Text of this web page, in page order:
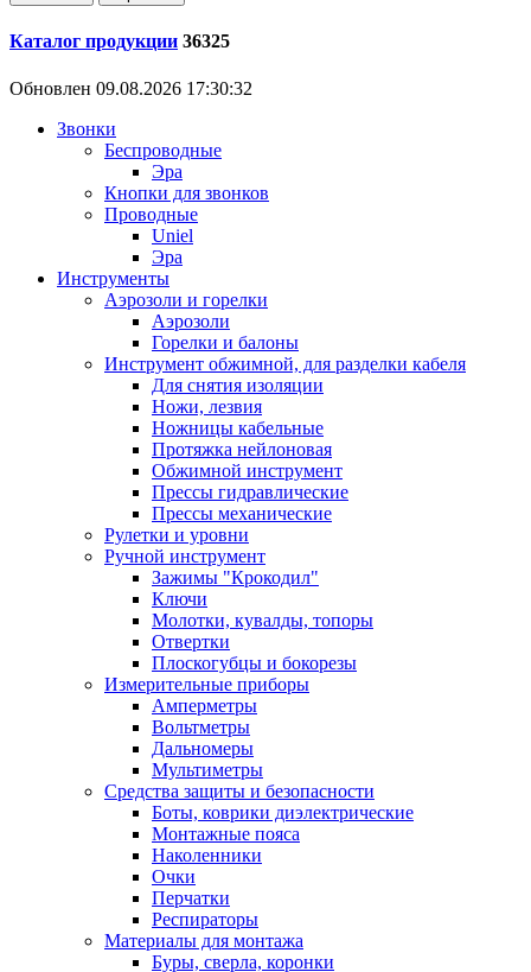
Каталог продукции 36325
Обновлен 09.08.2026 17:30:32
Звонки
Беспроводные
Эра
Кнопки для звонков
Проводные
Uniel
Эра
Инструменты
Аэрозоли и горелки
Аэрозоли
Горелки и балоны
Инструмент обжимной, для разделки кабеля
Для снятия изоляции
Ножи, лезвия
Ножницы кабельные
Протяжка нейлоновая
Обжимной инструмент
Прессы гидравлические
Прессы механические
Рулетки и уровни
Ручной инструмент
Зажимы "Крокодил"
Ключи
Молотки, кувалды, топоры
Отвертки
Плоскогубцы и бокорезы
Измерительные приборы
Амперметры
Вольтметры
Дальномеры
Мультиметры
Средства защиты и безопасности
Боты, коврики диэлектрические
Монтажные пояса
Наколенники
Очки
Перчатки
Респираторы
Материалы для монтажа
Буры, сверла, коронки